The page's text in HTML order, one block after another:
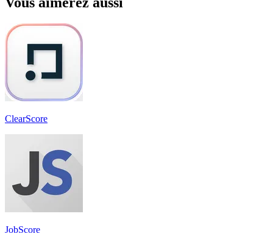
ClearScore
JobScore